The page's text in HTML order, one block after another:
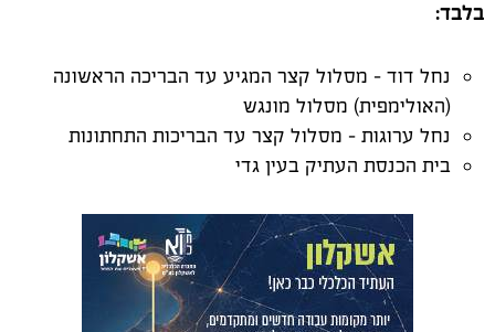
בלבד:
נחל דוד - מסלול קצר המגיע עד הבריכה הראשונה
(האולימפית) מסלול מונגש
נחל ערוגות – מסלול קצר עד הבריכות התחתונות
בית הכנסת העתיק בעין גדי